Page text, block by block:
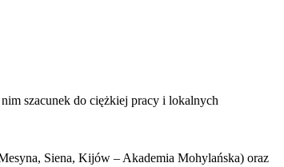
szacunek do ciężkiej pracy i lokalnych
Siena, Kijów – Akademia Mohylańska) oraz